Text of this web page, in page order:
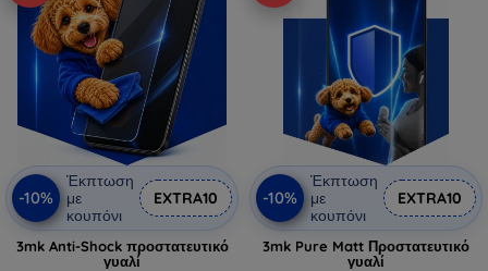
-10%
Έκπτωση
με
κουπόνι
EXTRA10
3mk Anti-Shock προστατευτικό
γυαλί
-10%
Έκπτωση
με
κουπόνι
EXTRA10
3mk Pure Matt Προστατευτικό
γυαλί